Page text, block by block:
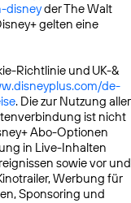
disneyder The Walt
gelten eine
Richtlinie und UK-&
de-
. Die zur Nutzung aller
ist nicht
Abo-Optionen
in Live-Inhalten
sowie vor und
Werbung für
Sponsoring und